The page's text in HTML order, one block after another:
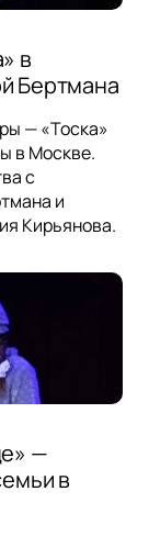
в
Бертмана
— «Тоска»
в Москве.
с
и
Кирьянова.
—
в